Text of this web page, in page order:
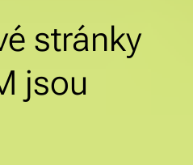
stránky
jsou